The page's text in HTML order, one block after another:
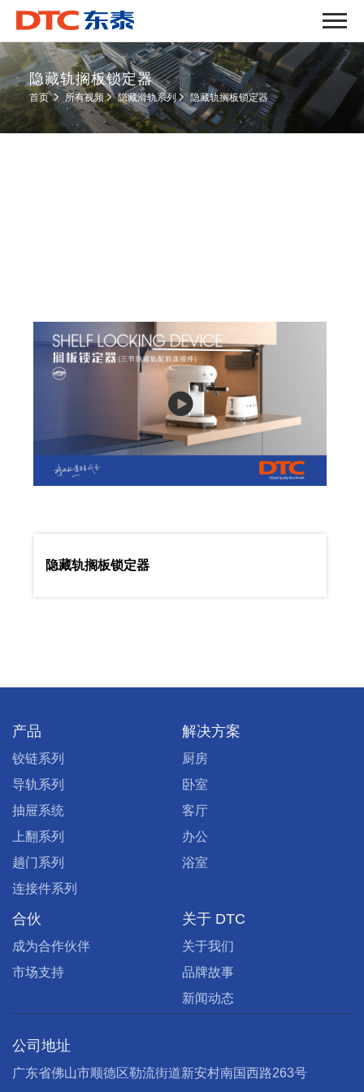
隐藏轨搁板锁定器
首页 所有视频 隐藏滑轨系列 隐藏轨搁板锁定器
隐藏轨搁板锁定器
产品
铰链系列
导轨系列
抽屉系统
上翻系列
趟门系列
连接件系列
解决方案
厨房
卧室
客厅
办公
浴室
合伙
成为合作伙伴
市场支持
关于 DTC
关于我们
品牌故事
新闻动态
公司地址
广东省佛山市顺德区勒流街道新安村南国西路263号